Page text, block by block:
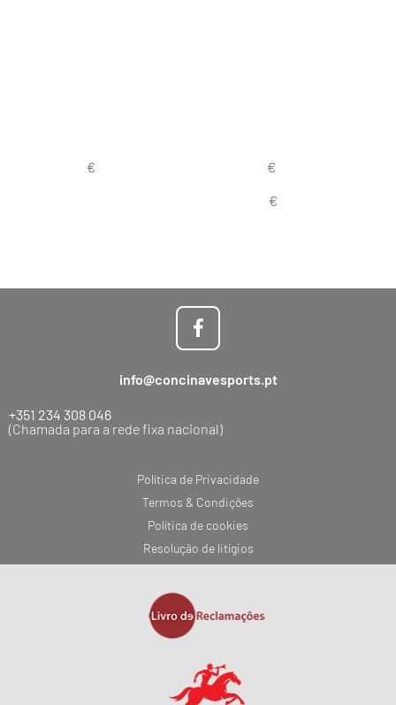
Política de Privacidade
Termos & Condições
Política de cookies
Resolução de litígios
info@concinavesports.pt
+351 234 308 046
(Chamada para a rede fixa nacional)